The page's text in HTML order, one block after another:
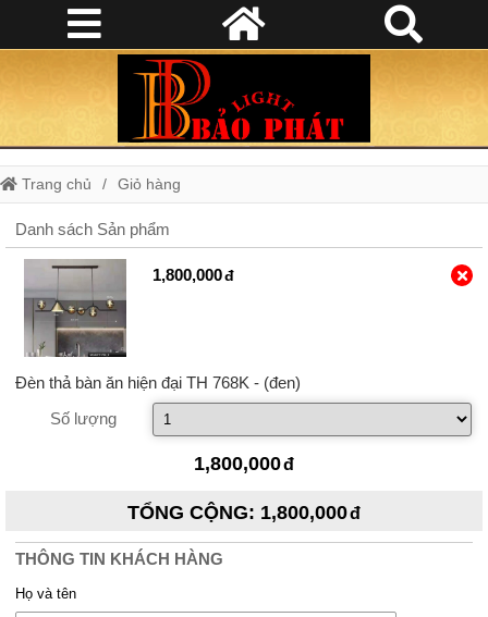
Trang chủ Giỏ hàng
Danh sách Sản phẩm
1,800,000
Đèn thả bàn ăn hiện đại TH 768K - (đen)
Số lượng
1,800,000
TỔNG CỘNG: 1,800,000
THÔNG TIN KHÁCH HÀNG
Họ và tên